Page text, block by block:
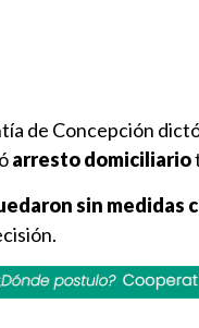
de Concepción
arresto domiciliario
sin medidas